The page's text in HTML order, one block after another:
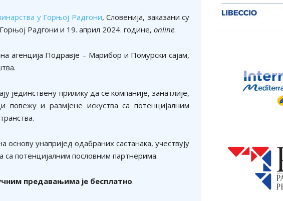
у Горњој Радгони, Словенија, заказани су
Радгони и 19. април 2024. године, online.
агенција Подравје – Марибор и Помурски сајам,
јединствену прилику да се компаније, занатлије,
повежу и размјене искуства са потенцијалним
основу унапријед одабраних састанака, учествују
потенцијалним пословним партнерима.
предавањима је бесплатно.